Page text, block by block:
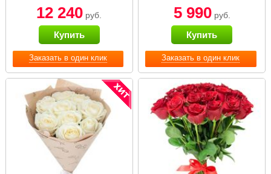
Заказать в один клик
12 240 руб.
Купить
Заказать в один клик
5 990руб.
Купить